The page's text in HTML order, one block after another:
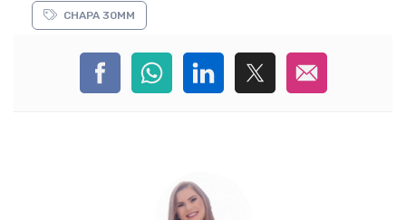
CHAPA 30MM